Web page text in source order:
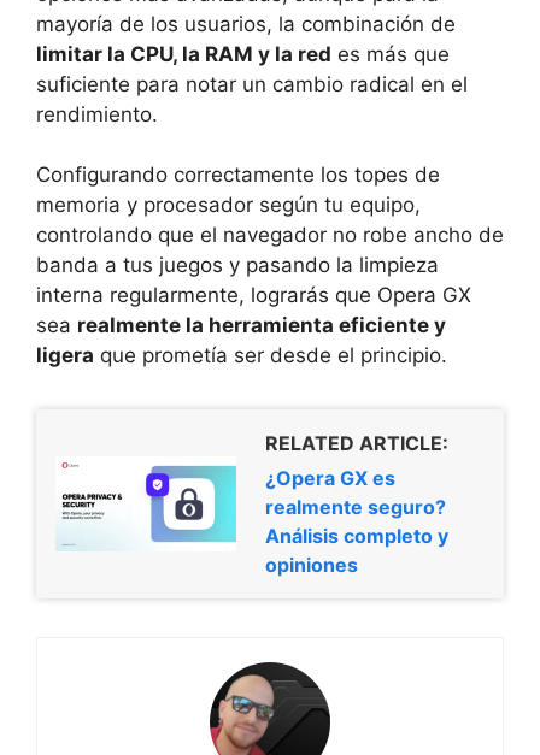
mayoría de los usuarios, la combinación de
limitar la CPU, la RAM y la red es más que
suficiente para notar un cambio radical en el
rendimiento.
Configurando correctamente los topes de
memoria y procesador según tu equipo,
controlando que el navegador no robe ancho de
banda a tus juegos y pasando la limpieza
interna regularmente, lograrás que Opera GX
sea realmente la herramienta eficiente y
ligera que prometía ser desde el principio.
RELATED ARTICLE:
¿Opera GX es
realmente seguro?
Análisis completo y
opiniones